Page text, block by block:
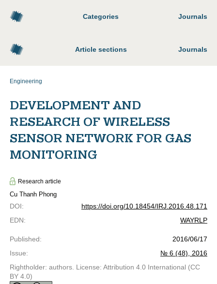
Categories Journals
Article sections Journals
Engineering
DEVELOPMENT AND
RESEARCH OF WIRELESS
SENSOR NETWORK FOR GAS
MONITORING
Research article
Cu Thanh Phong
DOI:
https://doi.org/10.18454/IRJ.2016.48.171
EDN: WAYRLP
Published:
2016/06/17
Issue:
№ 6 (48), 2016
Rightholder: authors. License: Attribution 4.0 International (CC
BY 4.0)